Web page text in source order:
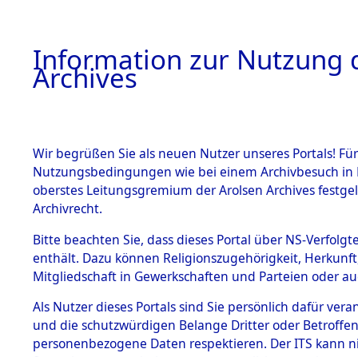
BESTÄNDE
1.
mente
5. Verschiedenes
5.3
von
Information zur Nutzung
Archives
Wir begrüßen Sie als neuen Nutzer unseres Portals!
Nutzungsbedingungen wie bei einem Archivbesuch
oberstes Leitungsgremium der Arolsen Archives
Archivrecht.
Bitte beachten Sie, dass dieses Portal über NS-
enthält. Dazu können Religionszugehörigkeit,
Mitgliedschaft in Gewerkschaften und Parteien oder
Als Nutzer dieses Portals sind Sie persönlich dafür
und die schutzwürdigen Belange Dritter oder
personenbezogene Daten respektieren. Der ITS